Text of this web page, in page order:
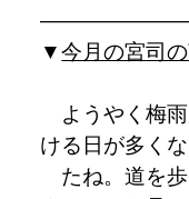
▼今月の宮司
ようやく梅雨
ける日が多く
たね。道を歩